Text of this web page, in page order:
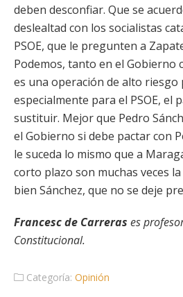
deben desconfiar. Que se
deslealtad con los socialistas
PSOE, que le pregunten a
Podemos, tanto en el Gobierno
es una operación de alto riesgo
especialmente para el PSOE, el
sustituir. Mejor que Pedro
el Gobierno si debe pactar con
le suceda lo mismo que a
corto plazo son muchas veces
bien Sánchez, que no se deje
Francesc de Carreras es
Constitucional.
Categoría: Opinión